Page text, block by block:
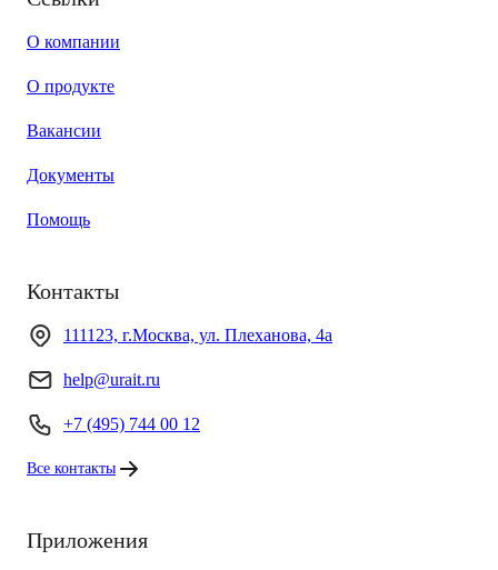
О компании
О продукте
Вакансии
Документы
Помощь
Контакты
111123, г.Москва, ул. Плеханова, 4а
help@urait.ru
+7 (495) 744 00 12
Все контакты
Приложения